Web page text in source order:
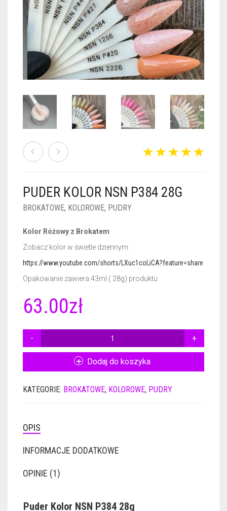
PUDRY BROKATOWE
PUDRY Z DROBINKAMI
PUDRY KOLOR PUR
PUDRY BUDUJĄCE
PUDRY DO FRENCH
PUDRY GALAXY
PUDRY SPARKLE
PUDRY TERMICZNE
PUDRY ŚWIECĄCE
FOIL DIP
GEL BASE 50ML
BRUSH SAVER 50ML
NAIL PREP 15ML
ACTIVATOR 15ML
ACTIVATOR POWER 15ML
GEL TOP 15ML
BRUSH SAVER 15ML
CERTYFIKATY DERMATOLOGICZNE
FRENCH DIP NSN
ULOTKI
KOSZYK
PUDER KOLOR NSN P384 28G
BROKATOWE, KOLOROWE, PUDRY
Kolor Różowy z Brokatem
Zobacz kolor w świetle dziennym:
https://www.youtube.com/shorts/LXuc1coLiCA?feature=share
Opakowanie zawiera 43ml ( 28g) produktu
63.00zł
PUDER
28G
Dodaj do koszyka
KATEGORIE: BROKATOWE, KOLOROWE, PUDRY
OPIS
INFORMACJE DODATKOWE
OPINIE (1)
Puder Kolor NSN P384 28g